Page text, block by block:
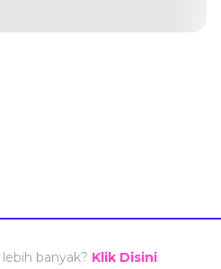
lebih banyak? Klik Disini